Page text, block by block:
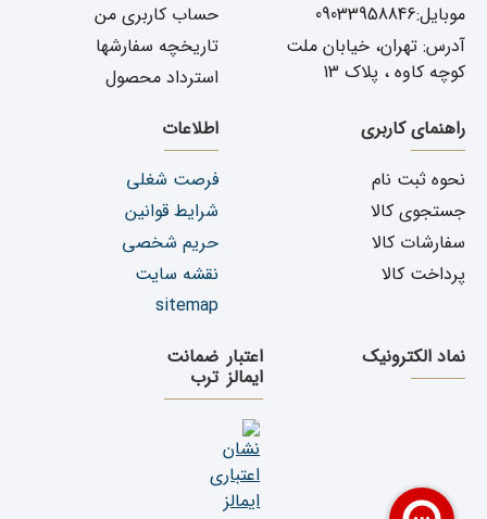
موبایل:09033958846
آدرس: تهران، خیابان ملت
کوچه کاوه ، پلاک 13
حساب کاربری من
تاریخچه سفارشها
استرداد محصول
راهنمای کاربری
نحوه ثبت نام
جستجوی کالا
سفارشات کالا
پرداخت کالا
اطلاعات
فرصت شغلی
شرایط قوانین
حریم شخصی
نقشه سایت
sitemap
نماد الکترونیک
اعتبار
ایمالز
ضمانت
ترب